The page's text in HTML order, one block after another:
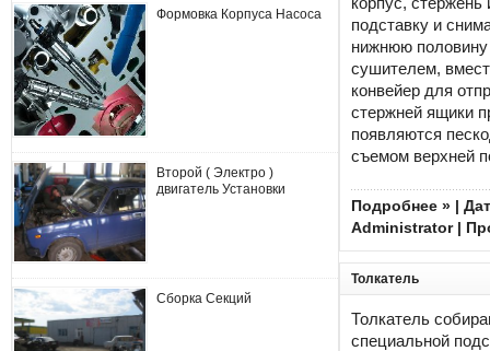
Формовка Корпуса Насоса
Второй ( Электро )
двигатель Установки
Сборка Секций
подставку и
нижнюю
сушителем,
конвейер для
стержней ящики
появляются
съемом верхней
Подробнее » |
Administrator|
Толкатель
Толкатель
специальной